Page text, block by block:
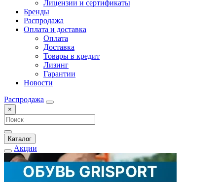
Лицензии и сертификаты
Бренды
Распродажа
Оплата и доставка
Оплата
Доставка
Товары в кредит
Лизинг
Гарантии
Новости
Распродажа
×
Каталог
Акции